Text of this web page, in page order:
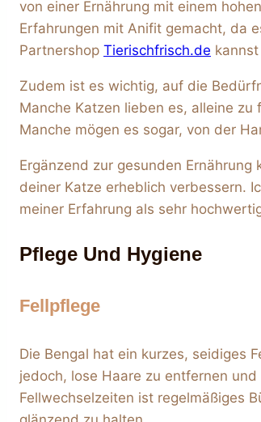
von einer Ernährung mit einem
Erfahrungen mit Anifit gemacht, da
Partnershop Tierischfrisch.de
Zudem ist es wichtig, auf die
Manche Katzen lieben es, alleine
Manche mögen es sogar, von der
Ergänzend zur gesunden
deiner Katze erheblich verbessern.
meiner Erfahrung als sehr
Pflege Und Hygiene
Fellpflege
Die Bengal hat ein kurzes, seidiges
jedoch, lose Haare zu entfernen
Fellwechselzeiten ist regelmäßiges